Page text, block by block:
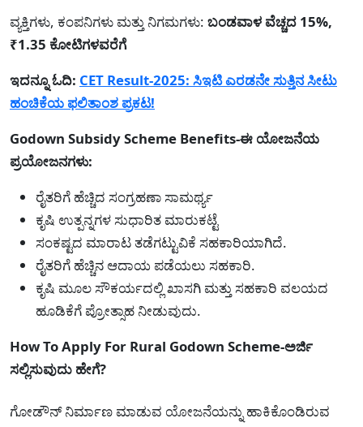
ವ್ಯಕ್ತಿಗಳು, ಕಂಪನಿಗಳು ಮತ್ತು ನಿಗಮಗಳು: ಬಂಡವಾಳ ವೆಚ್ಚದ 15%,
₹1.35 ಕೋಟಿಗಳವರೆಗೆ
ಇದನ್ನೂ ಓದಿ: CET Result-2025: ಸಿಇಟಿ ಎರಡನೇ ಸುತ್ತಿನ ಸೀಟು
ಹಂಚಿಕೆಯ ಫಲಿತಾಂಶ ಪ್ರಕಟ!
Godown Subsidy Scheme Benefits-ಈ ಯೋಜನೆಯ
ಪ್ರಯೋಜನಗಳು:
ರೈತರಿಗೆ ಹೆಚ್ಚಿದ ಸಂಗ್ರಹಣಾ ಸಾಮರ್ಥ್ಯ
ಕೃಷಿ ಉತ್ಪನ್ನಗಳ ಸುಧಾರಿತ ಮಾರುಕಟ್ಟೆ
ಸಂಕಷ್ಟದ ಮಾರಾಟ ತಡೆಗಟ್ಟುವಿಕೆ ಸಹಕಾರಿಯಾಗಿದೆ.
ರೈತರಿಗೆ ಹೆಚ್ಚಿನ ಆದಾಯ ಪಡೆಯಲು ಸಹಕಾರಿ.
ಕೃಷಿ ಮೂಲ ಸೌಕರ್ಯದಲ್ಲಿ ಖಾಸಗಿ ಮತ್ತು ಸಹಕಾರಿ ವಲಯದ
ಹೂಡಿಕೆಗೆ ಪ್ರೋತ್ಸಾಹ ನೀಡುವುದು.
How To Apply For Rural Godown Scheme-ಅರ್ಜಿ
ಸಲ್ಲಿಸುವುದು ಹೇಗೆ?
ಗೋಡೌನ್ ನಿರ್ಮಾಣ ಮಾಡುವ ಯೋಜನೆಯನ್ನು ಹಾಕಿಕೊಂಡಿರುವ